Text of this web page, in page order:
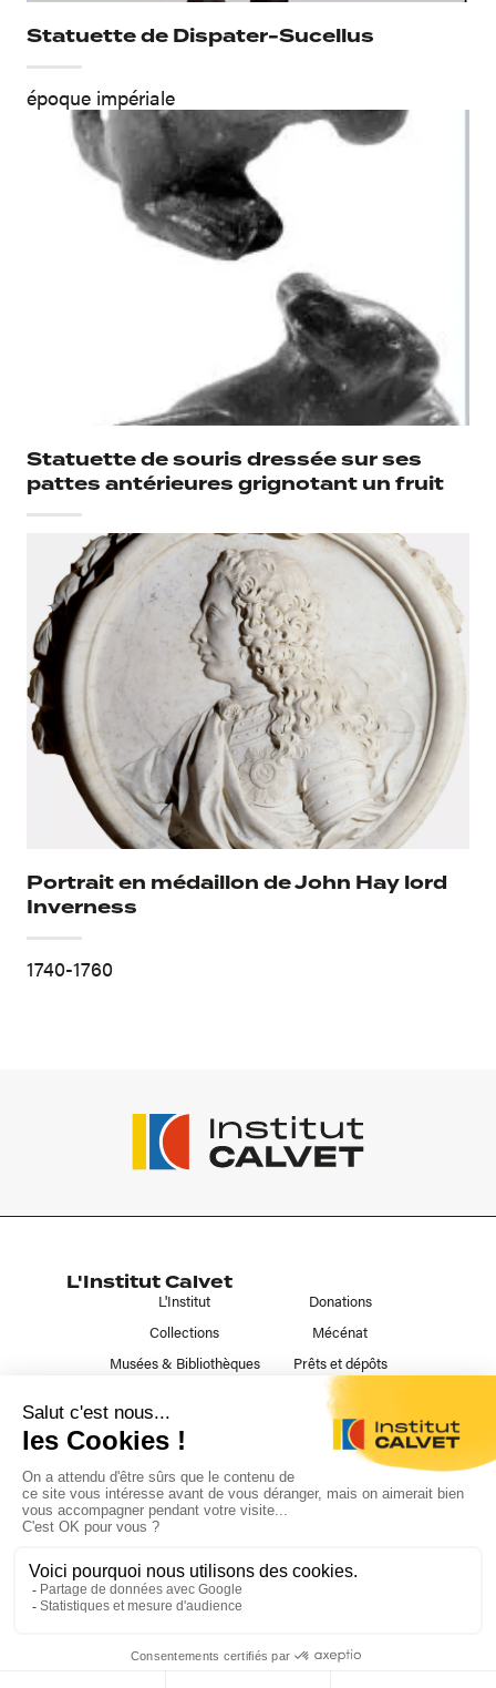
Statuette de Dispater-Sucellus
époque impériale
Statuette de souris dressée sur ses
pattes antérieures grignotant un fruit
Portrait en médaillon de John Hay lord
Inverness
1740-1760
L'Institut Calvet
L'Institut
Collections
Musées & Bibliothèques
Donations
Mécénat
Prêts et dépôts
Liens utiles
Nous suivre